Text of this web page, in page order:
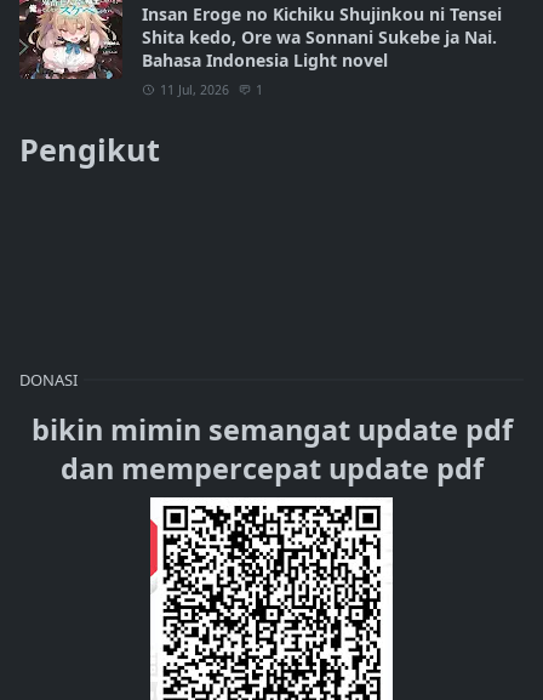
Insan Eroge no Kichiku Shujinkou ni Tensei
Shita kedo, Ore wa Sonnani Sukebe ja Nai.
Bahasa Indonesia Light novel
11 Jul, 2026 1
Pengikut
DONASI
bikin mimin semangat update pdf
dan mempercepat update pdf